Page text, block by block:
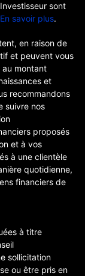
sont
En savoir plus.
en raison de
et peuvent vous
montant
et
recommandons
suivre nos
proposés
et à vos
à une clientèle
quotidienne,
financiers de
à titre
sollicitation
ou être pris en